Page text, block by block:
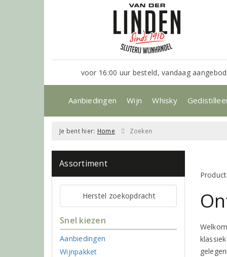
voor 16:00 uur besteld, vandaag
Aanbiedingen Wijn Whisky
Je bent hier: Home Zoeken
Assortiment
Herstel zoekopdracht
Snel kiezen
Aanbiedingen
Wijnpakket